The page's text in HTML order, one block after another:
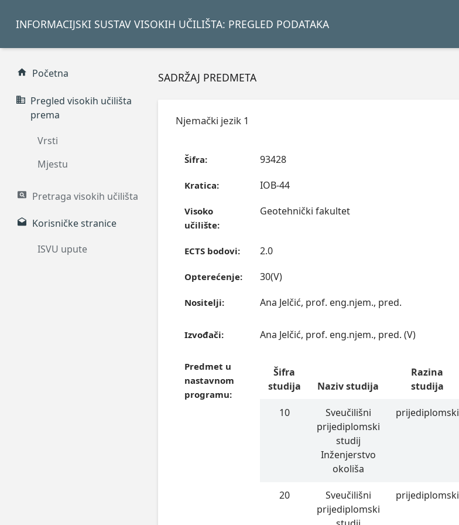
INFORMACIJSKI SUSTAV VISOKIH UČILIŠTA: PREGLED PODATAKA
Početna
Pregled visokih učilišta
prema
Vrsti
Mjestu
Pretraga visokih učilišta
Korisničke stranice
ISVU upute
SADRŽAJ PREDMETA
Njemački jezik 1
Šifra: 93428
Kratica: IOB-44
Visoko
učilište:
Geotehnički fakultet
ECTS bodovi: 2.0
Opterećenje: 30(V)
Nositelji: Ana Jelčić, prof. eng.njem., pred.
Izvođači: Ana Jelčić, prof. eng.njem., pred. (V)
Predmet u
nastavnom
programu:
Šifra
studija
Naziv studija
Razina
studija
10
Sveučilišni
prijediplomski
studij
Inženjerstvo
okoliša
prijediplomski
20
Sveučilišni
prijediplomski
prijediplomski